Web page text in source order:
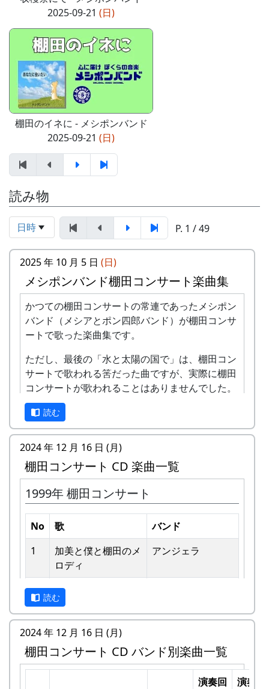
2025-09-21 (日)
棚田のイネに - メシポンバンド
2025-09-21 (日)
読み物
日時 P. 1 / 49
2025 年 10 月 5 日 (日)
メシポンバンド棚田コンサート楽曲集
かつての棚田コンサートの常連であったメシポン
バンド（メシアとポン四郎バンド）が棚田コンサ
ートで歌った楽曲集です。
ただし、最後の「水と太陽の国で」は、棚田コン
サートで歌われる筈だった曲ですが、実際に棚田
コンサートが歌われることはありませんでした。
棚田のうた ～ふるさと加美の里へ～
私達メシポンバンドが若い頃連続出場を果たして
ガーの“坂庭省悟さん”を始め審査員の方が見守る
中、毎年優秀バンドが表彰されました。
私達は、この「棚田のうた ～ふるさと加美の里
へ～」で出場した年、“２位”に入ることができま
した。賞品は何と！「地元産の卵、半年分」でし
読む
2024 年 12 月 16 日 (月)
棚田コンサート CD 楽曲一覧
1999年 棚田コンサート
No 歌
バンド
1
加美と僕と棚⽥のメ
ロディ
アンジェラ
2 歌おうみんなで
3
ワンス・アンド・フ
4 僕の中のふるさと
H CORPORATION
読む
2024 年 12 月 16 日 (月)
棚田コンサート CD バンド別楽曲一覧
演奏回
演奏回